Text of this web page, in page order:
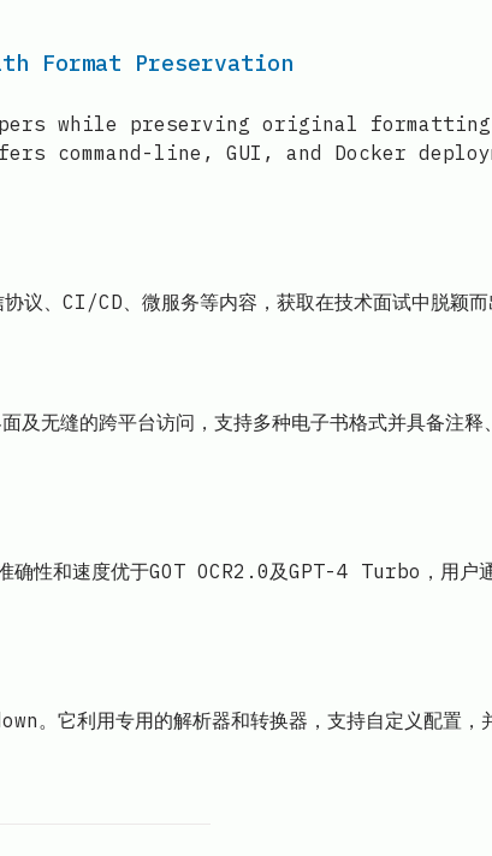
Format Preservation
while preserving original
command-line, GUI, and Docker
、CI/CD、微服务等内容，获取在技术面试中脱颖而
无缝的跨平台访问，支持多种电子书格式并具备注释
和速度优于GOT OCR2.0及GPT-4 Turbo，用户通
。它利用专用的解析器和转换器，支持自定义配置，